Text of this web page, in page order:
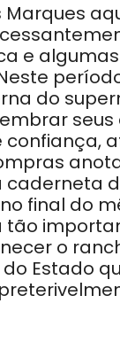
Marques
e algumas
do
seus
confiança,
final do
tão
o
Estado